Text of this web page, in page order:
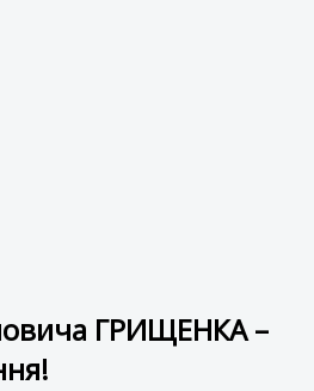
ГРИЩЕНКА –